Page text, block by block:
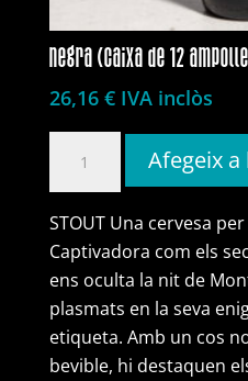
negra (caixa de 12
26,16 € IVA inclòs
(caixa
de
12
ampolles)
Afegeix a
STOUT Una cervesa
Captivadora com els
ens oculta la nit de
plasmats en la seva
etiqueta. Amb un cos
bevible, hi destaquen